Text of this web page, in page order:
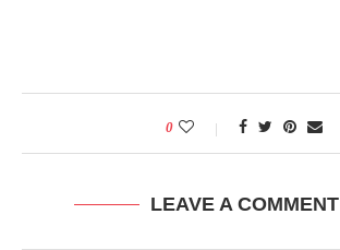
0
LEAVE A COMMENT